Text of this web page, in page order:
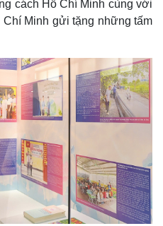
cách Hồ Chí Minh cùng với
Minh gửi tặng những tấm